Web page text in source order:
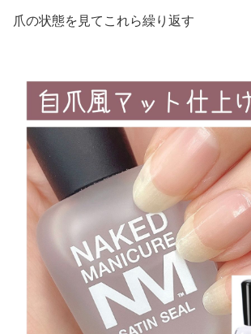
爪の状態を見てこれら繰り返す